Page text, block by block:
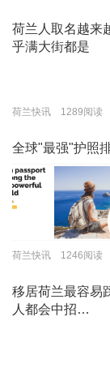
荷兰人取名越来
乎满大街都是
荷兰快讯 1289阅读
全球"最强"护照
荷兰快讯 1246阅读
移居荷兰最容易
人都会中招…